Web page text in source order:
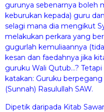
gurunya sebenarnya boleh
keburukan kepada) guru
selagi mana dia mengikut
melakukan perkara yang
gugurlah kemuliaannya
kesan dan faedahnya jika
guruku Wali Qutub…?
katakan: Guruku
(Sunnah) Rasulullah SAW.
Dipetik daripada Kitab